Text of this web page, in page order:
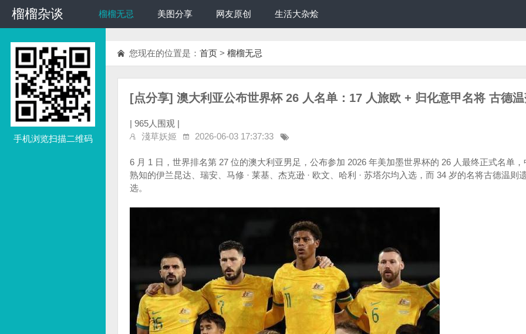
榴榴杂谈
榴榴杂谈 榴榴无忌 美图分享 网友原创 生活大杂烩
手机浏览扫描二维码
您现在的位置是： 首页 > 榴榴无忌
[点分享] 澳大利亚公布世界杯 26 人名单：17 人旅欧 + 归化意甲名将 古德
| 965人围观 |
淺草妖姬
2026-06-03 17:37:33
6 月 1 日，世界排名第 27 位的澳大利亚男足，公布参加 2026 年美加墨世界杯的 26 人最终正式名单
熟知的伊兰昆达、瑞安、马修 · 莱基、杰克逊 · 欧文、哈利 · 苏塔尔均入选，而 34 岁的名将古德温则
选。